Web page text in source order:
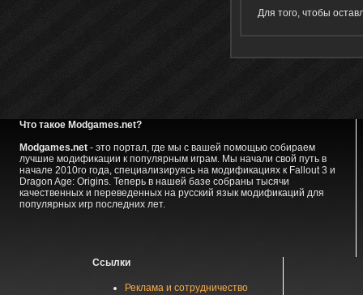
Для того, чтобы
Что такое Modgames.net?
Modgames.net- это портал, где мы с вашей помощью собираем
лучшие модификации к популярным играм. Мы начали свой путь в
начале 2010го года, специализируясь на модификациях к Fallout 3 и
Dragon Age: Origins. Теперь в нашей базе собраны тысячи
качественных и переведенных на русский язык модификаций для
популярных игр последних лет.
Ссылки
Реклама и сотрудничество